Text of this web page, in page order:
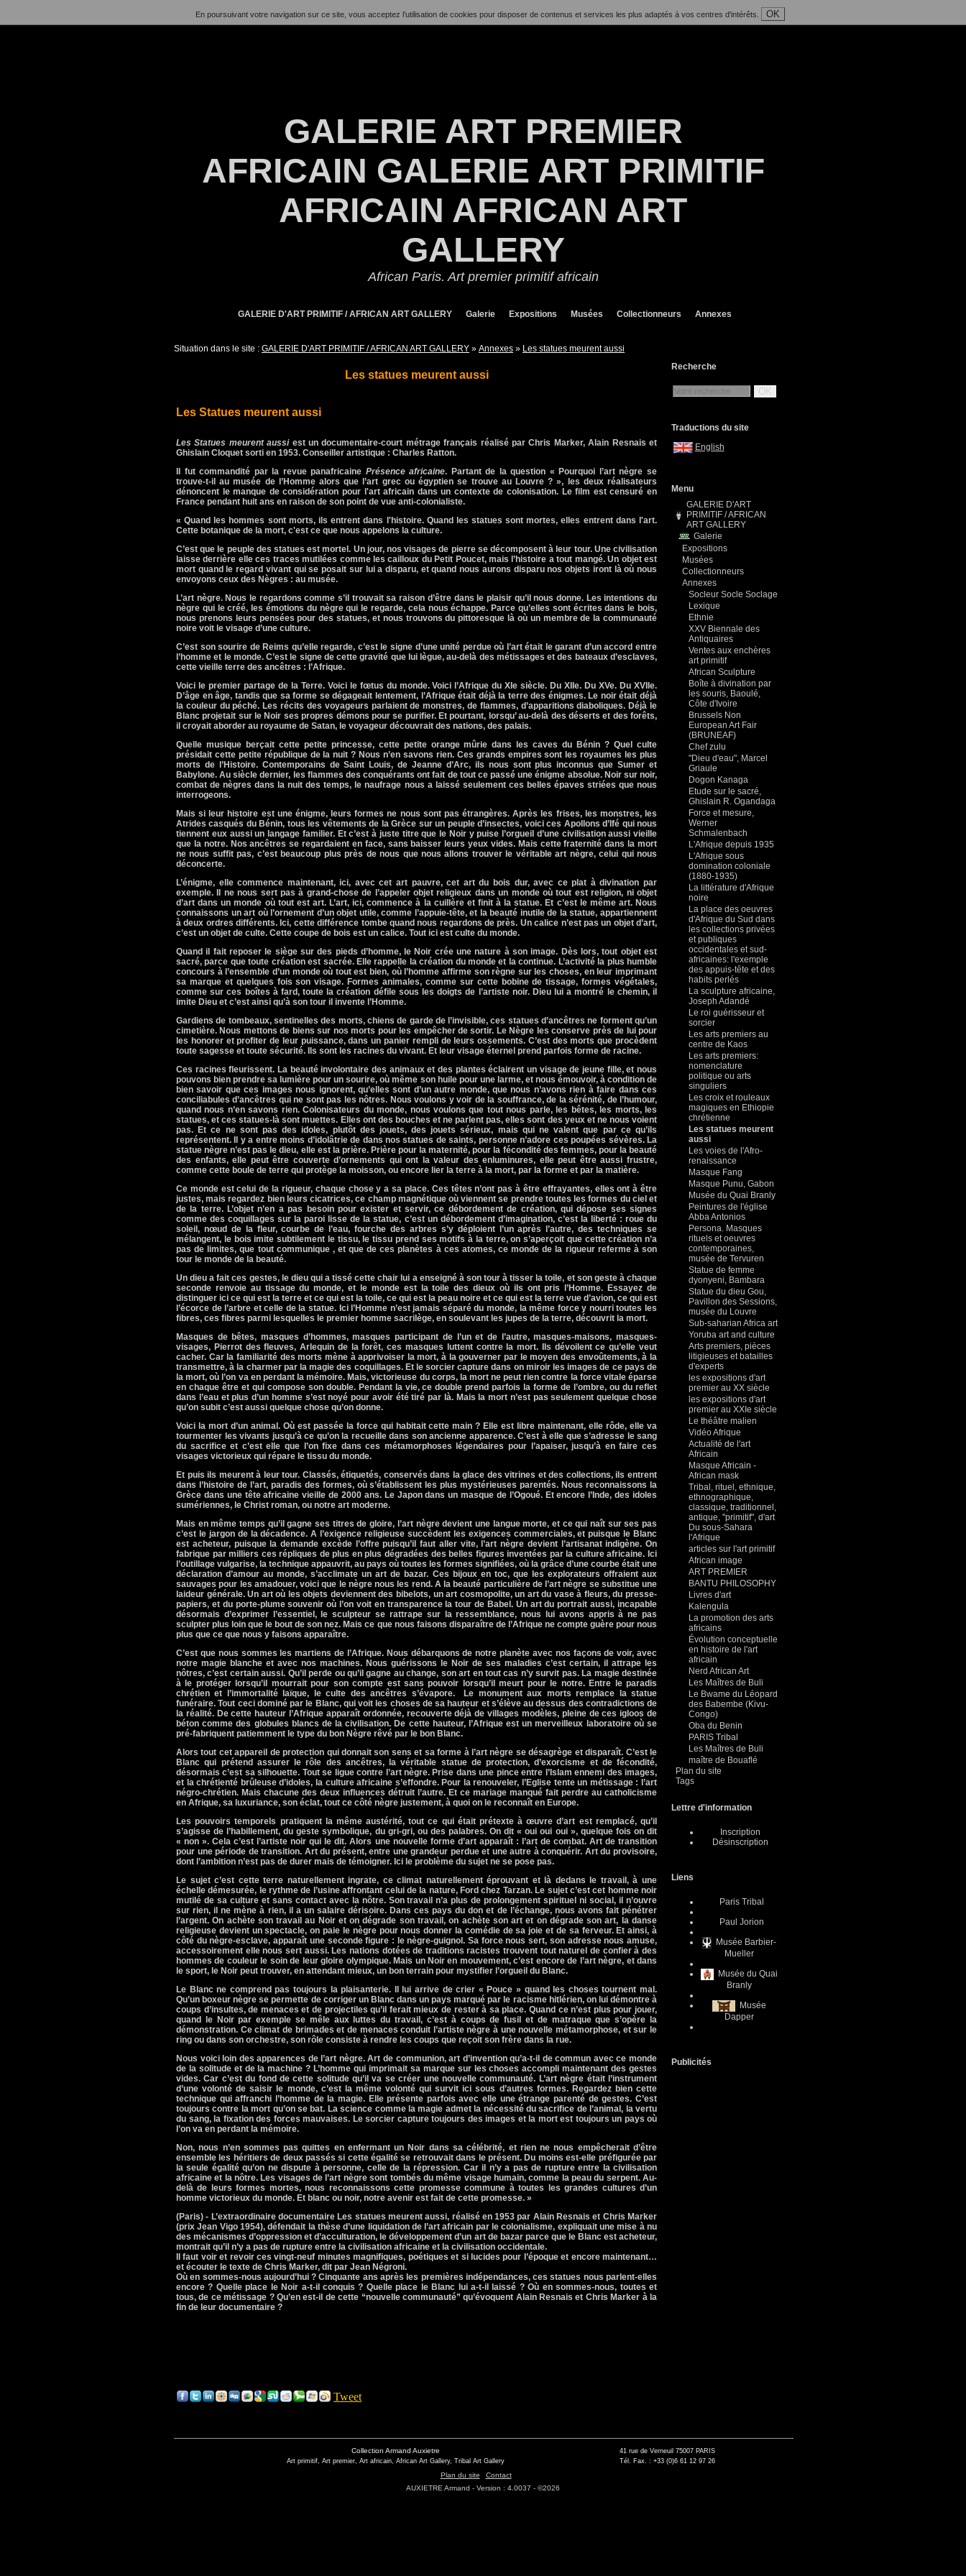
En poursuivant votre navigation sur ce site, vous acceptez l’utilisation de cookies pour disposer de contenus et services les plus adaptés à vos centres d'intérêts. OK
GALERIE ART PREMIER
AFRICAIN GALERIE ART PRIMITIF
AFRICAIN AFRICAN ART
GALLERY
African Paris. Art premier primitif africain
GALERIE D'ART PRIMITIF / AFRICAN ART GALLERY Galerie Expositions Musées Collectionneurs Annexes
Situation dans le site : GALERIE D'ART PRIMITIF / AFRICAN ART GALLERY » Annexes » Les statues meurent aussi
Les statues meurent aussi
Les Statues meurent aussi
Les Statues meurent aussiest un documentaire-court métrage français réalisé par Chris Marker, Alain Resnais et
Ghislain Cloquet sorti en 1953. Conseiller artistique : Charles Ratton.
Il fut commandité par la revue panafricaine Présence africaine. Partant de la question « Pourquoi l’art nègre se
trouve-t-il au musée de l’Homme alors que l’art grec ou égyptien se trouve au Louvre ? », les deux réalisateurs
dénoncent le manque de considération pour l'art africain dans un contexte de colonisation. Le film est censuré en
France pendant huit ans en raison de son point de vue anti-colonialiste.
« Quand les hommes sont morts, ils entrent dans l'histoire. Quand les statues sont mortes, elles entrent dans l'art.
Cette botanique de la mort, c'est ce que nous appelons la culture.
C’est que le peuple des statues est mortel. Un jour, nos visages de pierre se décomposent à leur tour. Une civilisation
laisse derrière elle ces traces mutilées comme les cailloux du Petit Poucet, mais l’histoire a tout mangé. Un objet est
mort quand le regard vivant qui se posait sur lui a disparu, et quand nous aurons disparu nos objets iront là où nous
envoyons ceux des Nègres : au musée.
L’art nègre. Nous le regardons comme s’il trouvait sa raison d’être dans le plaisir qu’il nous donne. Les intentions du
nègre qui le créé, les émotions du nègre qui le regarde, cela nous échappe. Parce qu’elles sont écrites dans le bois,
nous prenons leurs pensées pour des statues, et nous trouvons du pittoresque là où un membre de la communauté
noire voit le visage d’une culture.
C’est son sourire de Reims qu’elle regarde, c’est le signe d’une unité perdue où l’art était le garant d’un accord entre
l’homme et le monde. C’est le signe de cette gravité que lui lègue, au-delà des métissages et des bateaux d’esclaves,
cette vieille terre des ancêtres : l’Afrique.
Voici le premier partage de la Terre. Voicile fœtus du monde. Voici l’Afrique du XIe siècle. Du XIIe. Du XVe. Du XVIIe.
D’âge en âge, tandis que sa forme se dégageait lentement, l’Afrique était déjà la terre des énigmes. Le noir était déjà
la couleur du péché. Les récits des voyageurs parlaient de monstres, de flammes, d’apparitions diaboliques. Déjà le
Blanc projetait sur le Noir ses propres démons pour se purifier. Et pourtant, lorsqu’ au-delà des déserts et des forêts,
il croyait aborder au royaume de Satan, le voyageur découvrait des nations, des palais.
Quelle musique berçait cette petite princesse, cette petite orange mûrie dans les caves du Bénin ? Quel culte
présidait cette petite république de la nuit ? Nous n’en savons rien. Ces grands empires sont les royaumes les plus
morts de l’Histoire. Contemporains de Saint Louis, de Jeanne d’Arc, ils nous sont plus inconnus que Sumer et
Babylone. Au siècle dernier, les flammes des conquérants ont fait de tout ce passé une énigme absolue. Noir sur noir,
combat de nègres dans la nuit des temps, le naufrage nous a laissé seulement ces belles épaves striées que nous
interrogeons.
Mais si leur histoire est une énigme, leurs formes ne nous sont pas étrangères. Après les frises, les monstres, les
Atrides casqués du Bénin, tous les vêtements de la Grèce sur un peuple d’insectes, voici ces Apollons d’Ifé qui nous
tiennent eux aussi un langage familier. Et c’est à juste titre que le Noir y puise l’orgueil d’une civilisation aussi vieille
que la notre. Nos ancêtres se regardaient en face, sans baisser leurs yeux vides. Mais cette fraternité dans la mort
ne nous suffit pas, c’est beaucoup plus près de nous que nous allons trouver le véritable art nègre, celui qui nous
déconcerte.
L’énigme, elle commence maintenant, ici, avec cet art pauvre, cet art du bois dur, avec ce plat à divination par
exemple. Il ne nous sert pas à grand-chose de l’appeler objet religieux dans un monde où tout est religion, ni objet
d’art dans un monde où tout est art. L’art, ici, commence à la cuillère et finit à la statue. Et c’est le même art. Nous
connaissons un art où l’ornement d’un objet utile, comme l’appuie-tête, et la beauté inutile de la statue, appartiennent
à deux ordres différents. Ici, cette différence tombe quand nous regardons de près. Un calice n’est pas un objet d’art,
c’est un objet de culte. Cette coupe de bois est un calice. Tout ici est culte du monde.
Quand il fait reposer le siège sur des pieds d’homme, le Noir crée une nature à son image. Dès lors, tout objet est
sacré, parce que toute création est sacrée. Elle rappelle la création du monde et la continue. L’activité la plus humble
concours à l’ensemble d’un monde où tout est bien, où l’homme affirme son règne sur les choses, en leur imprimant
sa marque et quelques fois son visage. Formes animales, comme sur cette bobine de tissage, formes végétales,
comme sur ces boîtes à fard, toute la création défile sous les doigts de l’artiste noir. Dieu lui a montré le chemin, il
imite Dieu et c’est ainsi qu’à son tour il invente l’Homme.
Gardiens de tombeaux, sentinelles des morts, chiens de garde de l’invisible, ces statues d’ancêtres ne forment qu’un
cimetière. Nous mettons de biens sur nos morts pour les empêcher de sortir. Le Nègre les conserve près de lui pour
les honorer et profiter de leur puissance, dans un panier rempli de leurs ossements. C’est des morts que procèdent
toute sagesse et toute sécurité. Ils sont les racines du vivant. Et leur visage éternel prend parfois forme de racine.
Ces racines fleurissent. La beauté involontaire des animaux et des plantes éclairent un visage de jeune fille, et nous
pouvons bien prendre sa lumière pour un sourire, où même son huile pour une larme, et nous émouvoir, à condition de
bien savoir que ces images nous ignorent, qu’elles sont d’un autre monde, que nous n’avons rien à faire dans ces
conciliabules d’ancêtres qui ne sont pas les nôtres. Nous voulons y voir de la souffrance, de la sérénité, de l’humour,
quand nous n’en savons rien. Colonisateurs du monde, nous voulons que tout nous parle, les bêtes, les morts, les
statues, et ces statues-là sont muettes. Elles ont des bouches et ne parlent pas, elles sont des yeux et ne nous voient
pas. Et ce ne sont pas des idoles, plutôt des jouets, des jouets sérieux, mais qui ne valent que par ce qu’ils
représentent. Il y a entre moins d’idolâtrie de dans nos statues de saints, personne n’adore ces poupées sévères. La
statue nègre n’est pas le dieu, elle est la prière. Prière pour la maternité, pour la fécondité des femmes, pour la beauté
des enfants, elle peut être couverte d’ornements qui ont la valeur des enluminures, elle peut être aussi frustre,
comme cette boule de terre qui protège la moisson, ou encore lier la terre à la mort, par la forme et par la matière.
Ce monde est celui de la rigueur, chaque chose y a sa place. Ces têtes n’ont pas à être effrayantes, elles ont à être
justes, mais regardez bien leurs cicatrices, ce champ magnétique où viennent se prendre toutes les formes du ciel et
de la terre. L’objet n’en a pas besoin pour exister et servir, ce débordement de création, qui dépose ses signes
comme des coquillages sur la paroi lisse de la statue, c’est un débordement d’imagination, c’est la liberté : roue du
soleil, nœud de la fleur, courbe de l’eau, fourche des arbres s’y déploient l’un après l’autre, des techniques se
mélangent, le bois imite subtilement le tissu, le tissu prend ses motifs à la terre, on s’aperçoit que cette création n’a
pas de limites, que tout communique , et que de ces planètes à ces atomes, ce monde de la rigueur referme à son
tour le monde de la beauté.
Un dieu a fait ces gestes, le dieu qui a tissé cette chair lui a enseigné à son tour à tisser la toile, et son geste à chaque
seconde renvoie au tissage du monde, et le monde est la toile des dieux où ils ont pris l’Homme. Essayez de
distinguer ici ce qui est la terre et ce qui est la toile, ce qui est la peau noire et ce qui est la terre vue d’avion, ce qui est
l’écorce de l’arbre et celle de la statue. Ici l’Homme n’est jamais séparé du monde, la même force y nourri toutes les
fibres, ces fibres parmi lesquelles le premier homme sacrilège, en soulevant les jupes de la terre, découvrit la mort.
Masques de bêtes, masques d’hommes, masques participant de l’un et de l’autre, masques-maisons, masques-
visages, Pierrot des fleuves, Arlequin de la forêt, ces masques luttent contre la mort. Ils dévoilent ce qu’elle veut
cacher. Car la familiarité des morts mène à apprivoiser la mort, à la gouverner par le moyen des envoûtements, à la
transmettre, à la charmer par la magie des coquillages. Et le sorcier capture dans on miroir les images de ce pays de
la mort, où l’on va en perdant la mémoire. Mais, victorieuse du corps, la mort ne peut rien contre la force vitale éparse
en chaque être et qui compose son double. Pendant la vie, ce double prend parfois la forme de l’ombre, ou du reflet
dans l’eau et plus d’un homme s’est noyé pour avoir été tiré par là. Mais la mort n’est pas seulement quelque chose
qu’on subit c’est aussi quelque chose qu’on donne.
Voici la mort d’un animal. Où est passée la force qui habitait cette main ? Elle est libre maintenant, elle rôde, elle va
tourmenter les vivants jusqu’à ce qu’on la recueille dans son ancienne apparence. C’est à elle que s’adresse le sang
du sacrifice et c’est elle que l’on fixe dans ces métamorphoses légendaires pour l’apaiser, jusqu’à en faire ces
visages victorieux qui répare le tissu du monde.
Et puis ils meurent à leur tour. Classés, étiquetés, conservés dans la glace des vitrines et des collections, ils entrent
dans l’histoire de l’art, paradis des formes, où s’établissent les plus mystérieuses parentés. Nous reconnaissons la
Grèce dans une tête africaine vieille de 2000 ans. Le Japon dans un masque de l’Ogoué. Et encore l’Inde, des idoles
sumériennes, le Christ roman, ou notre art moderne.
Mais en même temps qu’il gagne ses titres de gloire, l’art nègre devient une langue morte, et ce qui naît sur ses pas
c’est le jargon de la décadence. A l’exigence religieuse succèdent les exigences commerciales, et puisque le Blanc
est acheteur, puisque la demande excède l’offre puisqu’il faut aller vite, l’art nègre devient l’artisanat indigène. On
fabrique par milliers ces répliques de plus en plus dégradées des belles figures inventées par la culture africaine. Ici
l’outillage vulgarise, la technique appauvrit, au pays où toutes les formes signifiées, où la grâce d’une courbe était une
déclaration d’amour au monde, s’acclimate un art de bazar. Ces bijoux en toc, que les explorateurs offraient aux
sauvages pour les amadouer, voici que le nègre nous les rend. A la beauté particulière de l’art nègre se substitue une
laideur générale. Un art où les objets deviennent des bibelots, un art cosmopolite, un art du vase à fleurs, du presse-
papiers, et du porte-plume souvenir où l’on voit en transparence la tour de Babel. Un art du portrait aussi, incapable
désormais d’exprimer l’essentiel, le sculpteur se rattrape sur la ressemblance, nous lui avons appris à ne pas
sculpter plus loin que le bout de son nez. Mais ce que nous faisons disparaître de l’Afrique ne compte guère pour nous
plus que ce que nous y faisons apparaître.
C’est que nous sommes les martiens de l’Afrique. Nous débarquons de notre planète avec nos façons de voir, avec
notre magie blanche et avec nos machines. Nous guérissons le Noir de ses maladies c’est certain, il attrape les
nôtres, c’est certain aussi. Qu’il perde ou qu’il gagne au change, son art en tout cas n’y survit pas. La magie destinée
à le protéger lorsqu’il mourrait pour son compte est sans pouvoir lorsqu’il meurt pour le notre. Entre le paradis
chrétien et l’immortalité laïque, le culte des ancêtres s’évapore.
Le monument aux morts remplace la statue
funéraire. Tout ceci dominé par le Blanc, qui voit les choses de sa hauteur et s’élève au dessus des contradictions de
la réalité. De cette hauteur l’Afrique apparaît ordonnée, recouverte déjà de villages modèles, pleine de ces igloos de
béton comme des globules blancs de la civilisation. De cette hauteur, l’Afrique est un merveilleux laboratoire où se
pré-fabriquent patiemment le type du bon Nègre rêvé par le bon Blanc.
Alors tout cet appareil de protection qui donnait son sens et sa forme à l’art nègre se désagrège et disparaît. C’est le
Blanc qui prétend assurer le rôle des ancêtres, la véritable statue de protection, d’exorcisme et de fécondité,
désormais c’est sa silhouette. Tout se ligue contre l’art nègre. Prise dans une pince entre l’Islam ennemi des images,
et la chrétienté brûleuse d’idoles, la culture africaine s’effondre. Pour la renouveler, l’Eglise tente un métissage : l’art
négro-chrétien. Mais chacune des deux influences détruit l’autre. Et ce mariage manqué fait perdre au catholicisme
en Afrique, sa luxuriance, son éclat, tout ce côté nègre justement, à quoi on le reconnaît en Europe.
Les pouvoirs temporels pratiquent la même austérité, tout ce qui était prétexte à œuvre d’art est remplacé, qu’il
s’agisse de l’habillement, du geste symbolique, du gri-gri, ou des palabres. On dit « oui oui oui », quelque fois on dit
« non ». Cela c’est l’artiste noir qui le dit. Alors une nouvelle forme d’art apparaît : l’art de combat. Art de transition
pour une période de transition. Art du présent, entre une grandeur perdue et une autre à conquérir. Art du provisoire,
dont l’ambition n’est pas de durer mais de témoigner. Ici le problème du sujet ne se pose pas.
Le sujet c’est cette terre naturellement ingrate, ce climat naturellement éprouvant et là dedans le travail, à une
échelle démesurée, le rythme de l’usine affrontant celui de la nature, Ford chez Tarzan. Le sujet c’est cet homme noir
mutilé de sa culture et sans contact avec la nôtre. Son travail n’a plus de prolongement spirituel ni social, il n’ouvre
sur rien, il ne mène à rien, il a un salaire dérisoire. Dans ces pays du don et de l’échange, nous avons fait pénétrer
l’argent. On achète son travail au Noir et on dégrade son travail, on achète son art et on dégrade son art, la danse
religieuse devient un spectacle, on paie le nègre pour nous donner la comédie de sa joie et de sa ferveur. Et ainsi, à
côté du nègre-esclave, apparaît une seconde figure : le nègre-guignol. Sa force nous sert, son adresse nous amuse,
accessoirement elle nous sert aussi. Les nations dotées de traditions racistes trouvent tout naturel de confier à des
hommes de couleur le soin de leur gloire olympique. Mais un Noir en mouvement, c’est encore de l’art nègre, et dans
le sport, le Noir peut trouver, en attendant mieux, un bon terrain pour mystifier l’orgueil du Blanc.
Le Blanc ne comprend pas toujours la plaisanterie. Il lui arrive de crier « Pouce » quand les choses tournent mal.
Qu’un boxeur nègre se permette de corriger un Blanc dans un pays marqué par le racisme hitlérien, on lui démontre à
coups d’insultes, de menaces et de projectiles qu’il ferait mieux de rester à sa place. Quand ce n’est plus pour jouer,
quand le Noir par exemple se mêle aux luttes du travail, c’est à coups de fusil et de matraque que s’opère la
démonstration. Ce climat de brimades et de menaces conduit l’artiste nègre à une nouvelle métamorphose, et sur le
ring ou dans son orchestre, son rôle consiste à rendre les coups que reçoit son frère dans la rue.
Nous voici loin des apparences de l’art nègre. Art de communion, art d’invention qu’a-t-il de commun avec ce monde
de la solitude et de la machine ? L’homme qui imprimait sa marque sur les choses accompli maintenant des gestes
vides. Car c’est du fond de cette solitude qu’il va se créer une nouvelle communauté. L’art nègre était l’instrument
d’une volonté de saisir le monde, c’est la même volonté qui survit ici sous d’autres formes. Regardez bien cette
technique qui affranchi l’homme de la magie. Elle présente parfois avec elle une étrange parenté de gestes. C’est
toujours contre la mort qu’on se bat. La science comme la magie admet la nécessité du sacrifice de l’animal, la vertu
du sang, la fixation des forces mauvaises. Le sorcier capture toujours des images et la mort est toujours un pays où
l’on va en perdant la mémoire.
Non, nous n’en sommes pas quittes en enfermant un Noir dans sa célébrité, et rien ne nous empêcherait d’être
ensemble les héritiers de deux passés si cette égalité se retrouvait dans le présent. Du moins est-elle préfigurée par
la seule égalité qu’on ne dispute à personne, celle de la répression. Car il n’y a pas de rupture entre la civilisation
africaine et la nôtre. Les visages de l’art nègre sont tombés du même visage humain, comme la peau du serpent. Au-
delà de leurs formes mortes, nous reconnaissons cette promesse commune à toutes les grandes cultures d’un
homme victorieux du monde. Et blanc ou noir, notre avenir est fait de cette promesse. »
(Paris) - L’extraordinaire documentaire Les statues meurent aussi, réalisé en 1953 par Alain Resnais et Chris Marker
(prix Jean Vigo 1954), défendait la thèse d’une liquidation de l’art africain par le colonialisme, expliquait une mise à nu
des mécanismes d’oppression et d’acculturation, le développement d’un art de bazar parce que le Blanc est acheteur,
montrait qu’il n’y a pas de rupture entre la civilisation africaine et la civilisation occidentale.
Il faut voir et revoir ces vingt-neuf minutes magnifiques, poétiques et si lucides pour l’époque et encore maintenant…
et écouter le texte de Chris Marker, dit par Jean Négroni.
Où en sommes-nous aujourd’hui ? Cinquante ans après les premières indépendances, ces statues nous parlent-elles
encore ? Quelle place le Noir a-t-il conquis ? Quelle place le Blanc lui a-t-il laissé ? Où en sommes-nous, toutes et
tous, de ce métissage ? Qu’en est-il de cette “nouvelle communauté” qu’évoquent Alain Resnais et Chris Marker à la
fin de leur documentaire ?
Tweet
Recherche
OK
Traductions du site
English
Menu
GALERIE D'ART
PRIMITIF / AFRICAN
ART GALLERY
Galerie
Expositions
Musées
Collectionneurs
Annexes
Socleur Socle Soclage
Lexique
Ethnie
XXV Biennale des
Antiquaires
Ventes aux enchères
art primitif
African Sculpture
Boîte à divination par
les souris, Baoulé,
Côte d'Ivoire
Brussels Non
European Art Fair
(BRUNEAF)
Chef zulu
"Dieu d'eau", Marcel
Griaule
Dogon Kanaga
Etude sur le sacré,
Ghislain R. Ogandaga
Force et mesure,
Werner
Schmalenbach
L'Afrique depuis 1935
L'Afrique sous
domination coloniale
(1880-1935)
La littérature d'Afrique
noire
La place des oeuvres
d'Afrique du Sud dans
les collections privées
et publiques
occidentales et sud-
africaines: l'exemple
des appuis-tête et des
habits perlés
La sculpture africaine,
Joseph Adandé
Le roi guérisseur et
sorcier
Les arts premiers au
centre de Kaos
Les arts premiers:
nomenclature
politique ou arts
singuliers
Les croix et rouleaux
magiques en Ethiopie
chrétienne
Les statues meurent
aussi
Les voies de l'Afro-
renaissance
Masque Fang
Masque Punu, Gabon
Musée du Quai Branly
Peintures de l'église
Abba Antonios
Persona. Masques
rituels et oeuvres
contemporaines,
musée de Tervuren
Statue de femme
dyonyeni, Bambara
Statue du dieu Gou,
Pavillon des Sessions,
musée du Louvre
Sub-saharian Africa art
Yoruba art and culture
Arts premiers, pièces
litigieuses et batailles
d'experts
les expositions d'art
premier au XX siècle
les expositions d'art
premier au XXIe siècle
Le théâtre malien
Vidéo Afrique
Actualité de l'art
Africain
Masque Africain -
African mask
Tribal, rituel, ethnique,
ethnographique,
classique, traditionnel,
antique, "primitif", d'art
Du sous-Sahara
l'Afrique
articles sur l'art primitif
African image
ART PREMIER
BANTU PHILOSOPHY
Livres d'art
Kalengula
La promotion des arts
africains
Évolution conceptuelle
en histoire de l'art
africain
Nerd African Art
Les Maîtres de Buli
Le Bwame du Léopard
des Babembe (Kivu-
Congo)
Oba du Benin
PARIS Tribal
Les Maîtres de Buli
maître de Bouaflé
Plan du site
Tags
Lettre d'information
Inscription
Désinscription
Liens
Paris Tribal
Paul Jorion
Musée Barbier-
Mueller
Musée du Quai
Branly
Musée
Dapper
Publicités
Collection Armand Auxietre
Art primitif, Art premier, Art africain, African Art Gallery, Tribal Art Gallery
41 rue de Verneuil 75007 PARIS
Tél. Fax. : +33 (0)6 61 12 97 26
Plan du site
Contact
AUXIETRE Armand - Version : 4.0037 - ©2026